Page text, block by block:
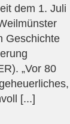
dem 1. Juli
Geschichte
„Vor 80
[...]